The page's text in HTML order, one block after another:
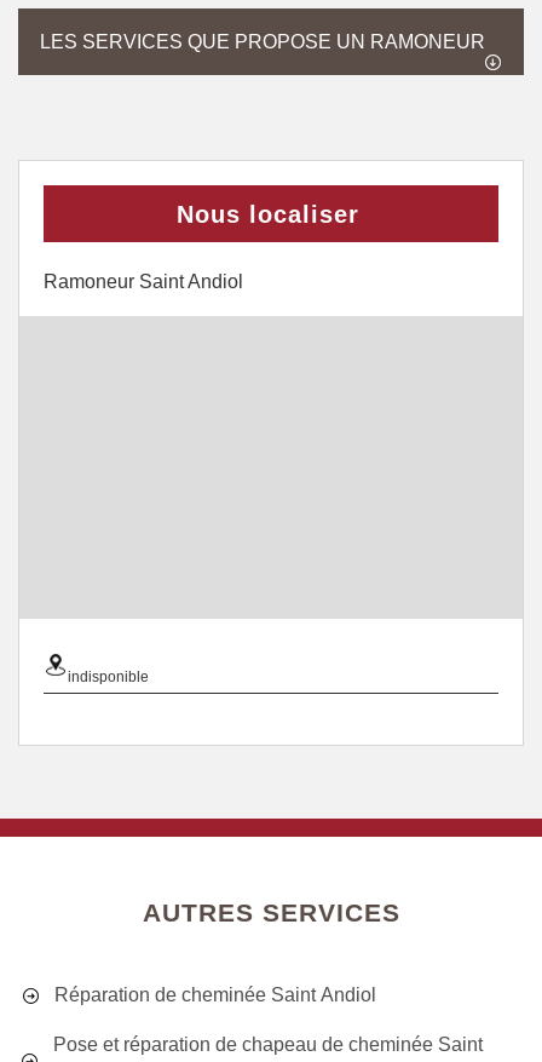
LES SERVICES QUE PROPOSE UN RAMONEUR
Nous localiser
Ramoneur Saint Andiol
indisponible
AUTRES SERVICES
Réparation de cheminée Saint Andiol
Pose et réparation de chapeau de cheminée Saint